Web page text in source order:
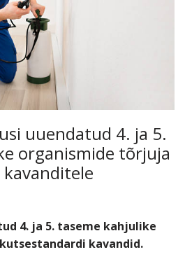
uuendatud 4. ja 5.
organismide tõrjuja
4. ja 5. taseme kahjulike
kavandid.